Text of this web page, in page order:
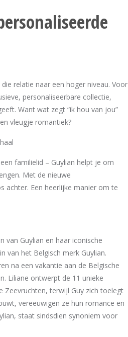
relatie naar een hoger niveau. Voor
personaliseerbare collectie,
Want wat zegt “ik hou van jou”
vleugje romantiek?
familielid – Guylian helpt je om
Met de nieuwe
achter. Een heerlijke manier om te
van Guylian en haar iconische
van het Belgisch merk Guylian.
na een vakantie aan de Belgische
Liliane ontwerpt de 11 unieke
Zeevruchten, terwijl Guy zich toelegt
vereeuwigen ze hun romance en
staat sindsdien synoniem voor